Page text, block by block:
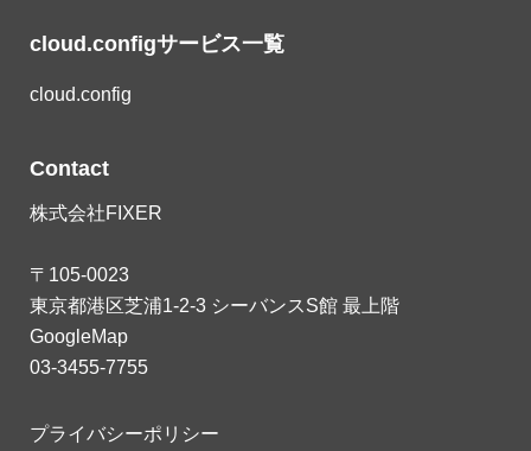
cloud.configサービス一覧
cloud.config
Contact
株式会社FIXER
〒105-0023
東京都港区芝浦1-2-3 シーバンスS館 最上階
GoogleMap
03-3455-7755
プライバシーポリシー